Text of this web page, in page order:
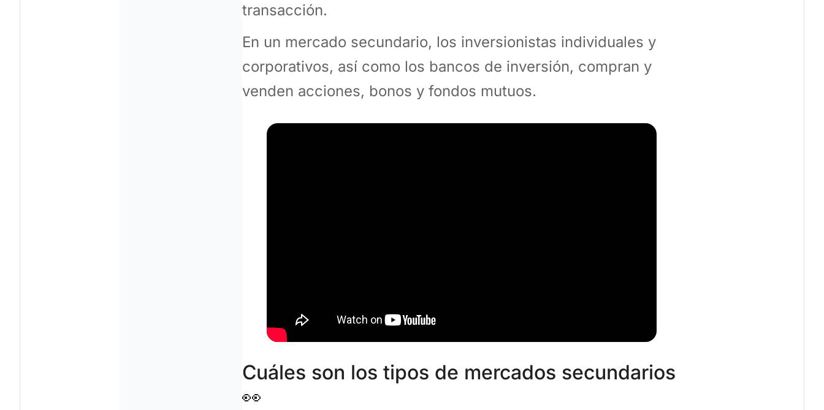
transacción.
En un mercado secundario, los inversionistas individuales y
corporativos, así como los bancos de inversión, compran y
venden acciones, bonos y fondos mutuos.
Cuáles son los tipos de mercados secundarios
👀